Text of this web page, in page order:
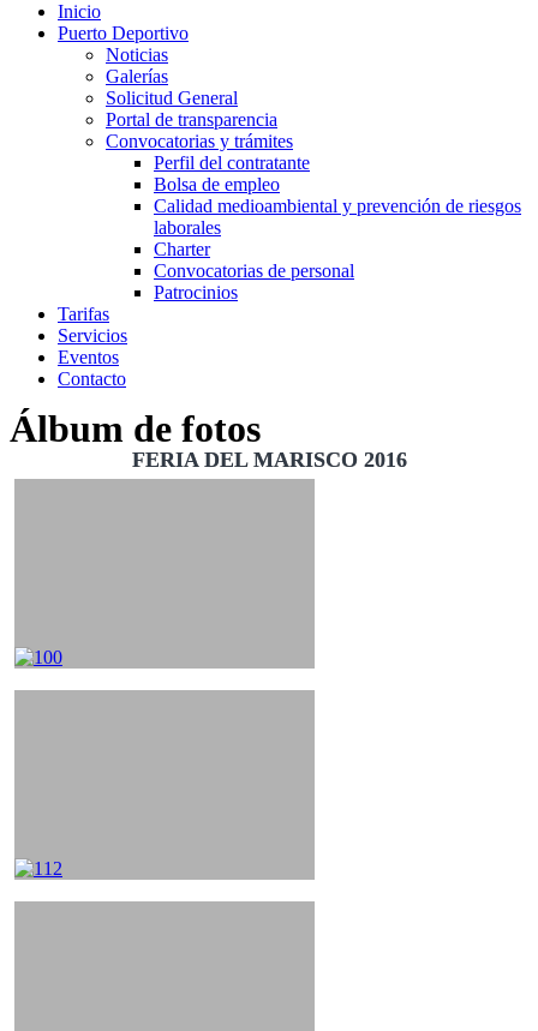
Inicio
Puerto Deportivo
Noticias
Galerías
Solicitud General
Portal de transparencia
Convocatorias y trámites
Perfil del contratante
Bolsa de empleo
Calidad medioambiental y prevención de riesgos
laborales
Charter
Convocatorias de personal
Patrocinios
Tarifas
Servicios
Eventos
Contacto
Álbum de fotos
FERIA DEL MARISCO 2016